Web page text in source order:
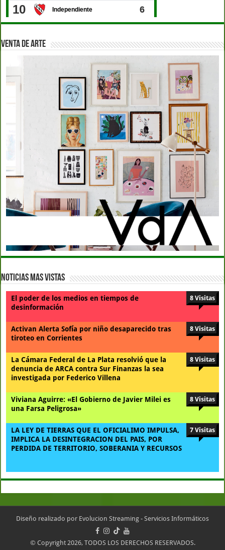
VENTA DE ARTE
Noticias Mas Vistas
El poder de los medios en tiempos de
desinformación
8 Visitas
Activan Alerta Sofía por niño desaparecido tras
tiroteo en Corrientes
8 Visitas
La Cámara Federal de La Plata resolvió que la
denuncia de ARCA contra Sur Finanzas la sea
investigada por Federico Villena
8 Visitas
Viviana Aguirre: «El Gobierno de Javier Milei es
una Farsa Peligrosa»
8 Visitas
LA LEY DE TIERRAS QUE EL OFICIALIMO IMPULSA,
IMPLICA LA DESINTEGRACION DEL PAIS, POR
PERDIDA DE TERRITORIO, SOBERANIA Y RECURSOS
7 Visitas
Diseño realizado por Evolucion Streaming - Servicios Informáticos
© Copyright 2026, TODOS LOS DERECHOS RESERVADOS.